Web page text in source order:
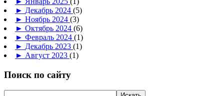
► Декабрь 2024 (5)
► Ноябрь 2024 (3)
► Октябрь 2024 (6)
► Февраль 2024 (1)
► Декабрь 2023 (1)
► Август 2023 (1)
Поиск по сайту